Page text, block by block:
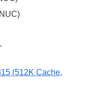
(512K Cache,